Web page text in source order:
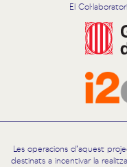
El
Les operacions d’aquest
destinats a incentivar la